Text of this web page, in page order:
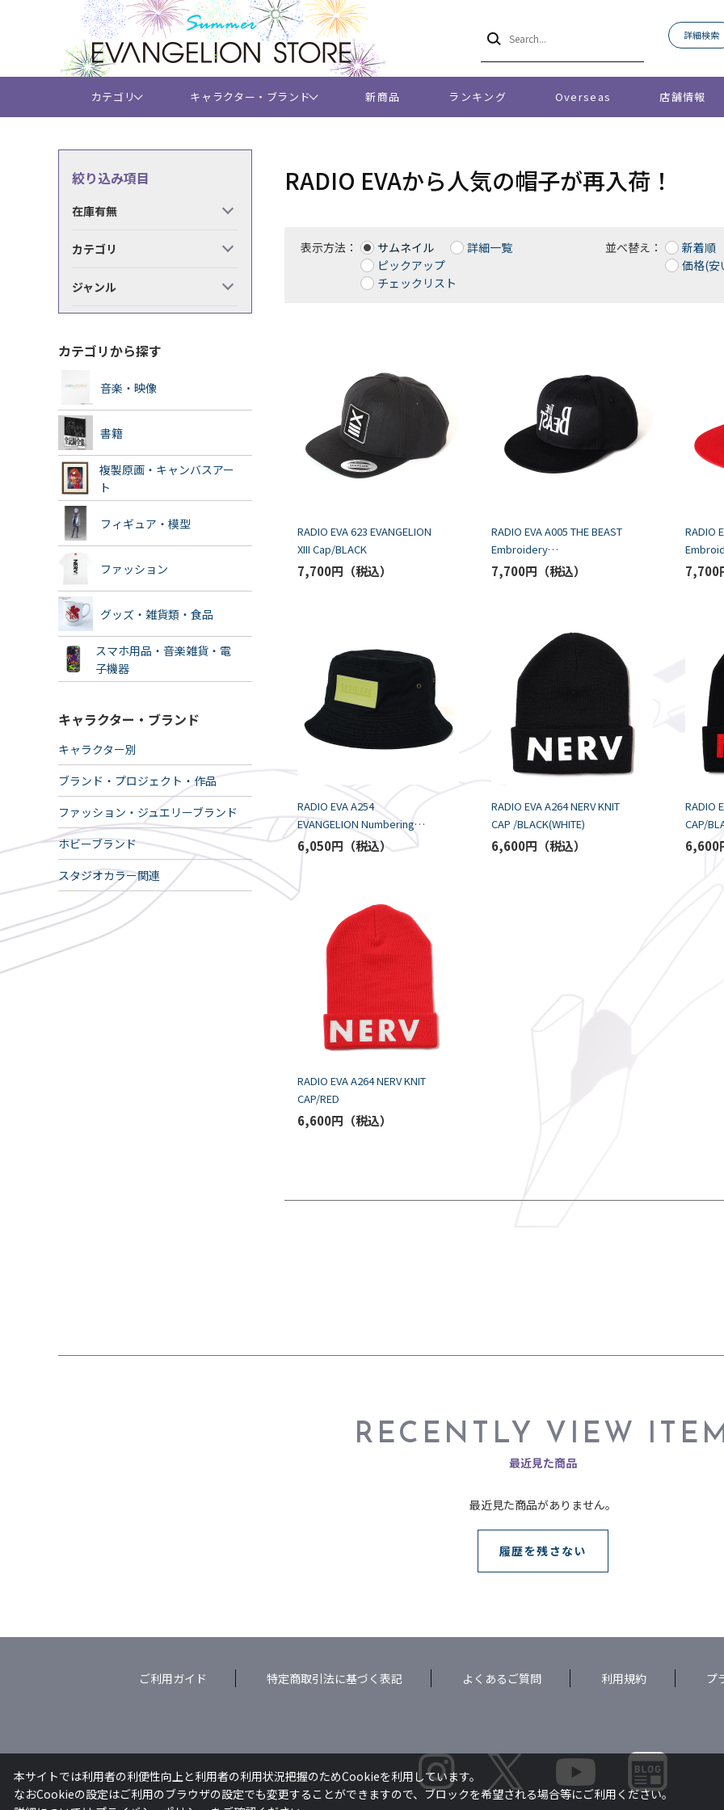
詳細検索
カテゴリ キャラクター・ブランド 新商品 ランキング Overseas 店舗情報
絞り込み項目
在庫有無
カテゴリ
ジャンル
カテゴリから探す
音楽・映像
書籍
複製原画・キャンバスアー
ト
フィギュア・模型
ファッション
グッズ・雑貨類・食品
スマホ用品・音楽雑貨・電
子機器
キャラクター・ブランド
キャラクター別
ブランド・プロジェクト・作品
ファッション・ジュエリーブランド
ホビーブランド
スタジオカラー関連
RADIO EVAから人気の帽子が再入荷！
表示方法： サムネイル
詳細一覧
ピックアップ
チェックリスト
並べ替え： 新着順
価格(安
RADIO EVA 623 EVANGELION
XIII Cap/BLACK
7,700円
RADIO EVA A005 THE BEAST
Embroidery
Cap/BLACK/FREE
7,700円
RADIO
Cap/
7,700
RADIO EVA A254
EVANGELION Numbering
Bucket Hat/BLACK
6,050円
RADIO EVA A264 NERV KNIT
CAP /BLACK(WHITE)
6,600円
RADIO
CAP/
6,600
RADIO EVA A264 NERV KNIT
CAP/RED
6,600円
RECENTLY VIEW
最近見た商品
最近見た商品がありません。
履歴を残さない
ご利用ガイド 特定商取引法に基づく表記 よくあるご質問 利用規約 プ
本サイトでは利用者の利便性向上と利用者の利用状況把握のためCookieを利用しています。
なおCookieの設定はご利用のブラウザの設定でも変更することができますので、ブロックを希望される場合等にご利用ください。